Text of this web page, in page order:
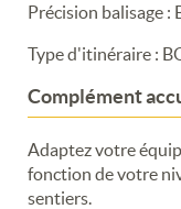
Précision balisage :
Type d'itinéraire :
Complément
Adaptez votre
fonction de votre
sentiers.